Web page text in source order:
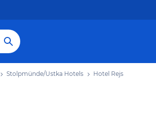
Stolpmünde/Ustka Hotels Hotel Rejs